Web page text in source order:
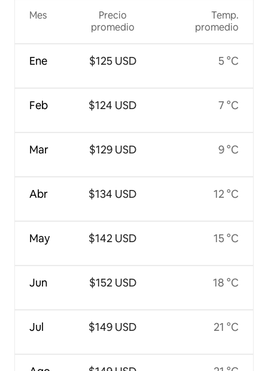
Mes
Ene
Feb
Mar
Abr
May
Jun
Jul
Precio
promedio
$125 USD
$124 USD
$129 USD
$134 USD
$142 USD
$152 USD
$149 USD
Temp.
promedio
5 °C
7 °C
9 °C
12 °C
15 °C
18 °C
21 °C